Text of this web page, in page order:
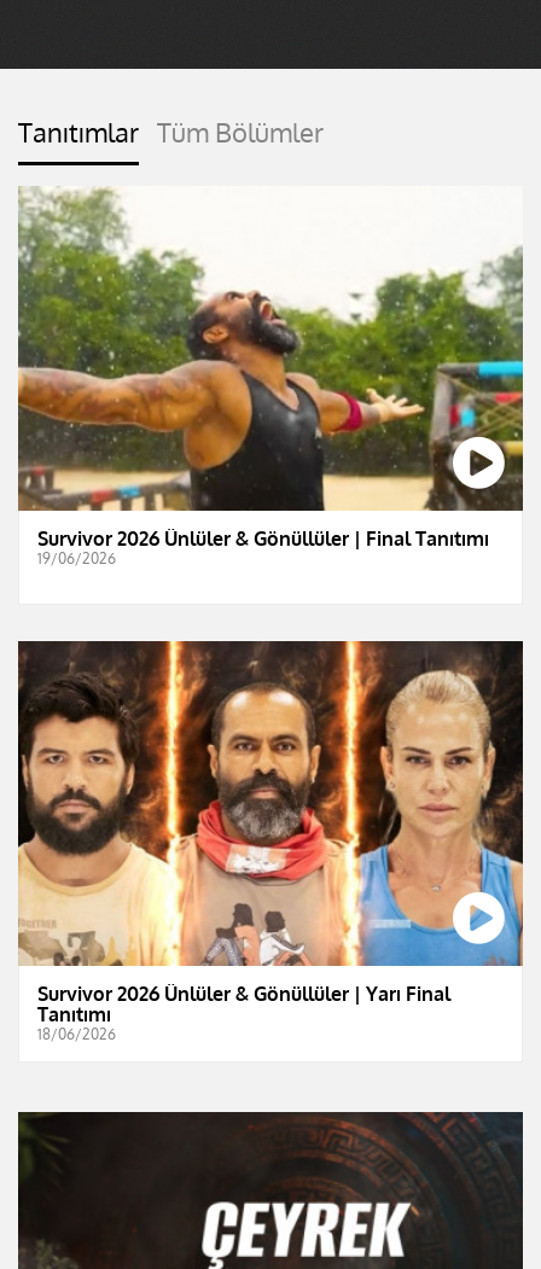
Tanıtımlar Tüm Bölümler
Survivor 2026 Ünlüler & Gönüllüler | Final Tanıtımı
19/06/2026
Survivor 2026 Ünlüler & Gönüllüler | Yarı Final
Tanıtımı
18/06/2026